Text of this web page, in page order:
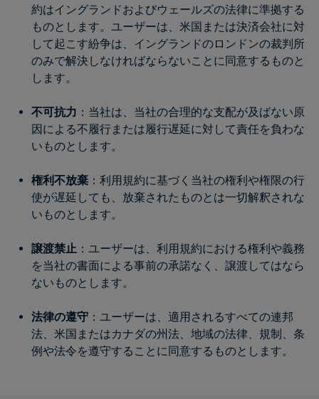
約はイングランドおよびウェールズの法律に準拠する
ものとします。ユーザーは、米国または決済会社に対
して起こす紛争は、イングランドのロンドンの裁判所
のみで解決しなければならないことに同意するものと
します。
不可抗力 ：当社は、当社の合理的な支配が及ばない原
因による不履行または履行遅延に対して責任を負わな
いものとします。
権利不放棄 ：利用規約に基づく当社の権利や権限の行
使が遅延しても、放棄されたものとは一切解釈されな
いものとします。
譲渡禁止 ：ユーザーは、利用規約における権利や義務
を当社の書面による事前の承諾なく、譲渡してはなら
ないものとします。
法律の遵守 ：ユーザーは、適用されるすべての連邦
法、米国またはカナダの州法、地域の法律、規制、条
例や法令を遵守することに同意するものとします。